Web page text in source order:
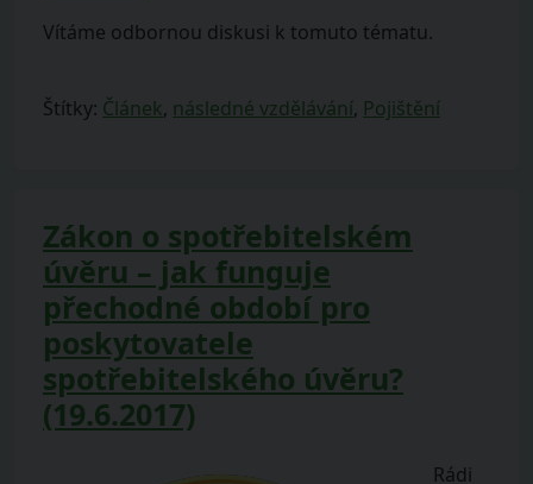
Vítáme odbornou diskusi k tomuto tématu.
Štítky: Článek, následné vzdělávání, Pojištění
Zákon o spotřebitelském
úvěru – jak funguje
přechodné období pro
poskytovatele
spotřebitelského úvěru?
(19.6.2017)
Rádi